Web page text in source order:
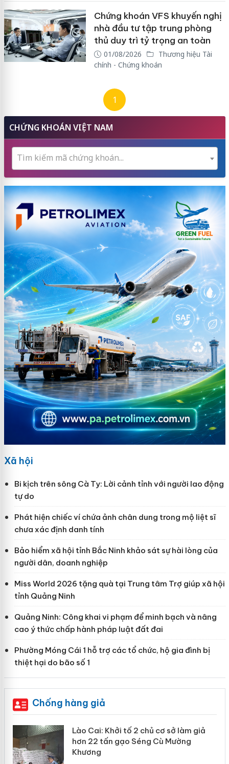
Chứng khoán VFS khuyến nghị
nhà đầu tư tập trung phòng
thủ duy trì tỷ trọng an toàn
01/08/2026
Thương hiệu Tài
chính - Chứng khoán
1
CHỨNG KHOÁN VIỆT NAM
Tìm kiếm mã chứng khoán...
Xã hội
Bi kịch trên sông Cà Ty: Lời cảnh tỉnh với người lao động
tự do
Phát hiện chiếc ví chứa ảnh chân dung trong mộ liệt sĩ
chưa xác định danh tính
Bảo hiểm xã hội tỉnh Bắc Ninh khảo sát sự hài lòng của
người dân, doanh nghiệp
Miss World 2026 tặng quà tại Trung tâm Trợ giúp xã hội
tỉnh Quảng Ninh
Quảng Ninh: Công khai vi phạm để minh bạch và nâng
cao ý thức chấp hành pháp luật đất đai
Phường Móng Cái 1 hỗ trợ các tổ chức, hộ gia đình bị
thiệt hại do bão số 1
Chống hàng giả
Lào Cai: Khởi tố 2 chủ cơ sở làm giả
hơn 22 tấn gạo Séng Cù Mường
Khương